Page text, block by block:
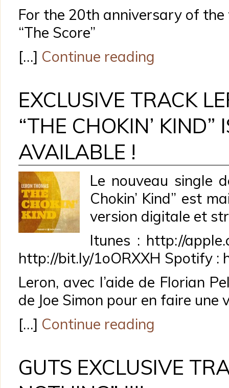
For the 20th anniversary of
“The Score”
[…] Continue reading
EXCLUSIVE TRACK
“THE CHOKIN’ KIND”
AVAILABLE !
Le nouveau single
Chokin’ Kind” est
version digitale et
Itunes : http://
http://bit.ly/1oORXXH Spotify :
Leron, avec l’aide de Florian
de Joe Simon pour en faire une
[…] Continue reading
GUTS EXCLUSIVE